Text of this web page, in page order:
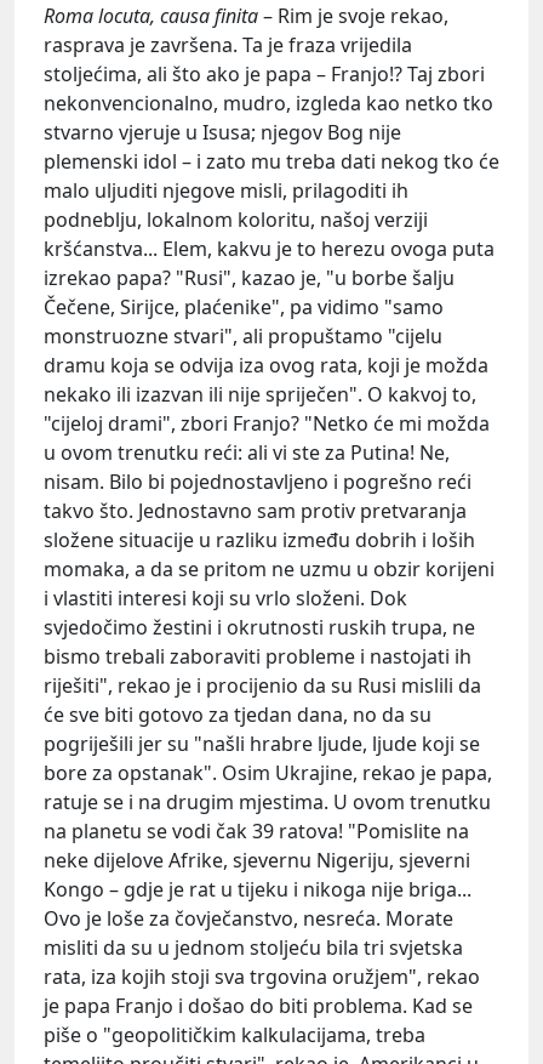
Roma locuta, causa finita– Rim je svoje rekao,
rasprava je završena. Ta je fraza vrijedila
stoljećima, ali što ako je papa – Franjo!? Taj zbori
nekonvencionalno, mudro, izgleda kao netko tko
stvarno vjeruje u Isusa; njegov Bog nije
plemenski idol – i zato mu treba dati nekog tko će
malo uljuditi njegove misli, prilagoditi ih
podneblju, lokalnom koloritu, našoj verziji
kršćanstva... Elem, kakvu je to herezu ovoga puta
izrekao papa? "Rusi", kazao je, "u borbe šalju
Čečene, Sirijce, plaćenike", pa vidimo "samo
monstruozne stvari", ali propuštamo "cijelu
dramu koja se odvija iza ovog rata, koji je možda
nekako ili izazvan ili nije spriječen". O kakvoj to,
"cijeloj drami", zbori Franjo? "Netko će mi možda
u ovom trenutku reći: ali vi ste za Putina! Ne,
nisam. Bilo bi pojednostavljeno i pogrešno reći
takvo što. Jednostavno sam protiv pretvaranja
složene situacije u razliku između dobrih i loših
momaka, a da se pritom ne uzmu u obzir korijeni
i vlastiti interesi koji su vrlo složeni. Dok
svjedočimo žestini i okrutnosti ruskih trupa, ne
bismo trebali zaboraviti probleme i nastojati ih
riješiti", rekao je i procijenio da su Rusi mislili da
će sve biti gotovo za tjedan dana, no da su
pogriješili jer su "našli hrabre ljude, ljude koji se
bore za opstanak". Osim Ukrajine, rekao je papa,
ratuje se i na drugim mjestima. U ovom trenutku
na planetu se vodi čak 39 ratova! "Pomislite na
neke dijelove Afrike, sjevernu Nigeriju, sjeverni
Kongo – gdje je rat u tijeku i nikoga nije briga...
Ovo je loše za čovječanstvo, nesreća. Morate
misliti da su u jednom stoljeću bila tri svjetska
rata, iza kojih stoji sva trgovina oružjem", rekao
je papa Franjo i došao do biti problema. Kad se
piše o "geopolitičkim kalkulacijama, treba